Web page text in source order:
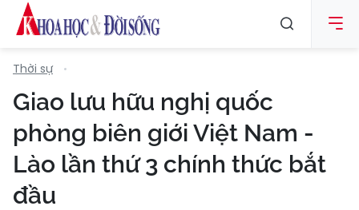
Thời sự
Giao lưu hữu nghị quốc
phòng biên giới Việt Nam -
Lào lần thứ 3 chính thức bắt
đầu